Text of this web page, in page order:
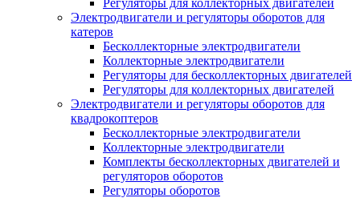
Регуляторы для коллекторных двигателей
Электродвигатели и регуляторы оборотов для
катеров
Бесколлекторные электродвигатели
Коллекторные электродвигатели
Регуляторы для бесколлекторных двигателей
Регуляторы для коллекторных двигателей
Электродвигатели и регуляторы оборотов для
квадрокоптеров
Бесколлекторные электродвигатели
Коллекторные электродвигатели
Комплекты бесколлекторных двигателей и
регуляторов оборотов
Регуляторы оборотов